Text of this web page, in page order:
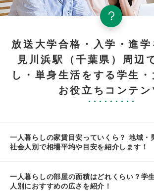
放送大学合格・入学・進
見川浜駅（千葉県）周辺
し・単身生活をする学生
お役立ちコンテン
一人暮らしの家賃目安っていくら？ 地域・
社会人別で相場平均や目安を紹介します！
一人暮らしの部屋の面積はどれくらい？学
人別におすすめの広さを紹介！